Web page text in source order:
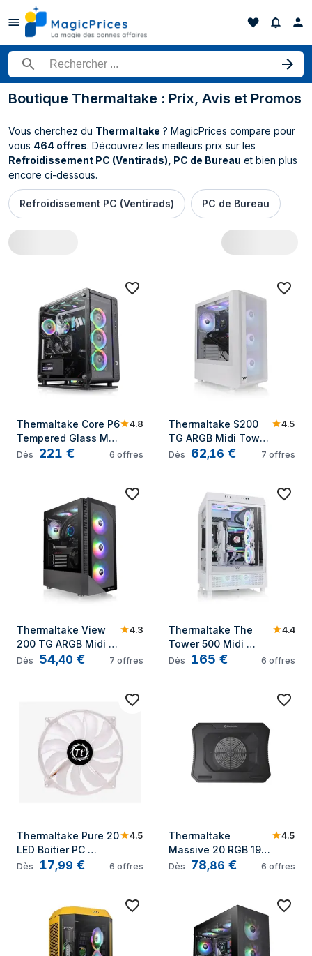
Rechercher un produit
Boutique Thermaltake : Prix, Avis et Promos
Vous cherchez du Thermaltake ? MagicPrices compare pour
vous 464 offres. Découvrez les meilleurs prix sur les
Refroidissement PC (Ventirads), PC de Bureau et bien plus
encore ci-dessous.
Refroidissement PC (Ventirads) PC de Bureau
Toutes les offres Thermaltake
Thermaltake Core P6
Tempered Glass Mid
Tower Midi Tower
4.8
Dès 221 € 6 offres
Thermaltake S200
TG ARGB Midi Tower
Blanc
4.5
Dès 62,16 € 7 offres
Thermaltake View
200 TG ARGB Midi
Tower Noir
4.3
Dès 54,40 € 7 offres
Thermaltake The
Tower 500 Midi
Tower Blanc
4.4
Dès 165 € 6 offres
Thermaltake Pure 20
LED Boitier PC
Ventilateur 20 cm
4.5
Dès 17,99 € 6 offres
Thermaltake
Massive 20 RGB 19"
800 tr/min Noir
4.5
Dès 78,86 € 6 offres